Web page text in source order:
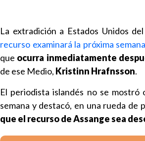
La extradición a Estados Unidos
recurso examinará la próxima
que ocurra inmediatamente
de ese Medio, Kristinn Hrafnsson.
El periodista islandés no se
semana y destacó, en una rueda de
que el recurso de Assange sea